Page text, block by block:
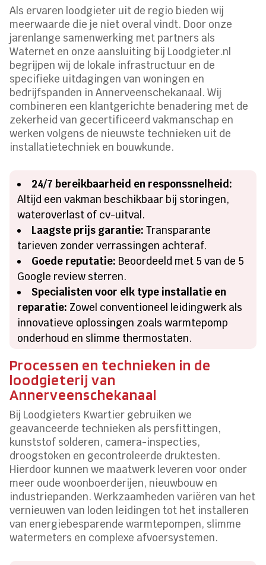
Als ervaren loodgieter uit de regio bieden wij
meerwaarde die je niet overal vindt. Door onze
jarenlange samenwerking met partners als
Waternet en onze aansluiting bij Loodgieter.nl
begrijpen wij de lokale infrastructuur en de
specifieke uitdagingen van woningen en
bedrijfspanden in Annerveenschekanaal. Wij
combineren een klantgerichte benadering met de
zekerheid van gecertificeerd vakmanschap en
werken volgens de nieuwste technieken uit de
installatietechniek en bouwkunde.
24/7 bereikbaarheid en responssnelheid:
Altijd een vakman beschikbaar bij storingen,
wateroverlast of cv-uitval.
Laagste prijs garantie: Transparante
tarieven zonder verrassingen achteraf.
Goede reputatie: Beoordeeld met 5 van de 5
Google review sterren.
Specialisten voor elk type installatie en
reparatie: Zowel conventioneel leidingwerk als
innovatieve oplossingen zoals warmtepomp
onderhoud en slimme thermostaten.
Processen en technieken in de
loodgieterij van
Annerveenschekanaal
Bij Loodgieters Kwartier gebruiken we
geavanceerde technieken als persfittingen,
kunststof solderen, camera-inspecties,
droogstoken en gecontroleerde druktesten.
Hierdoor kunnen we maatwerk leveren voor onder
meer oude woonboerderijen, nieuwbouw en
industriepanden. Werkzaamheden variëren van het
vernieuwen van loden leidingen tot het installeren
van energiebesparende warmtepompen, slimme
watermeters en complexe afvoersystemen.